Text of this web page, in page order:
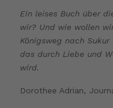
Ein leises Buch über
wir? Und wie wollen
Königsweg nach
das durch Liebe und
wird.
Dorothee Adrian,